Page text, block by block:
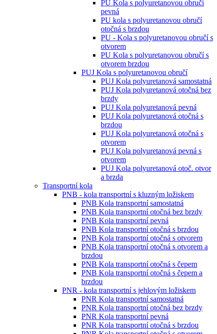
PU Kola s polyuretanovou obručí
pevná
PU kola s polyuretanovou obručí
otočná s brzdou
PU - Kola s polyuretanovou obručí s
otvorem
PU Kola s polyuretanovou obručí s
otvorem brzdou
PUJ Kola s polyuretanovou obručí
PUJ Kola polyuretanová samostatná
PUJ Kola polyuretanová otočná bez
brzdy
PUJ Kola polyuretanová pevná
PUJ Kola polyuretanová otočná s
brzdou
PUJ Kola polyuretanová otočná s
otvorem
PUJ Kola polyuretanová pevná s
otvorem
PUJ Kola polyuretanová otoč. otvor
a brzda
Transportní kola
PNB - kola transportní s kluzným ložiskem
PNB Kola transportní samostatná
PNB Kola transportní otočná bez brzdy
PNB Kola transportní pevná
PNB Kola transportní otočná s brzdou
PNB Kola transportní otočná s otvorem
PNB Kola transportní otočná s otvorem a
brzdou
PNB Kola transportní otočná s čepem
PNB Kola transportní otočná s čepem a
brzdou
PNR - kola transportní s jehlovým ložiskem
PNR Kola transportní samostatná
PNR Kola transportní otočná bez brzdy
PNR Kola transportní pevná
PNR Kola transportní otočná s brzdou